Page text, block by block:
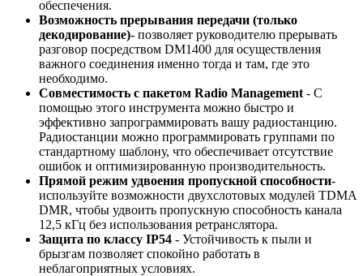
обеспечения.
Возможность прерывания передачи (только
декодирование)- позволяет руководителю прерывать
разговор посредством DM1400 для осуществления
важного соединения именно тогда и там, где это
необходимо.
Совместимость с пакетом Radio Management - С
помощью этого инструмента можно быстро и
эффективно запрограммировать вашу радиостанцию.
Радиостанции можно программировать группами по
стандартному шаблону, что обеспечивает отсутствие
ошибок и оптимизированную производительность.
Прямой режим удвоения пропускной способности-
используйте возможности двухслотовых модулей TDMA
DMR, чтобы удвоить пропускную способность канала
12,5 кГц без использования ретранслятора.
Защита по классу IP54 - Устойчивость к пыли и
брызгам позволяет спокойно работать в
неблагоприятных условиях.